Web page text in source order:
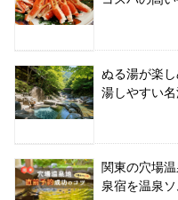
ぬる湯が楽
湯しやすい
関東の穴場
泉宿を温泉